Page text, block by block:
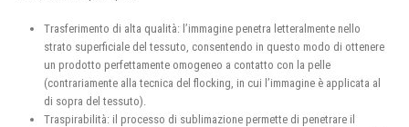
Trasferimento di alta qualità: l’immagine penetra letteralmente nello
strato superficiale del tessuto, consentendo in questo modo di ottenere
un prodotto perfettamente omogeneo a contatto con la pelle
(contrariamente alla tecnica del flocking, in cui l’immagine è applicata al
di sopra del tessuto).
Traspirabilità: il processo di sublimazione permette di penetrare il